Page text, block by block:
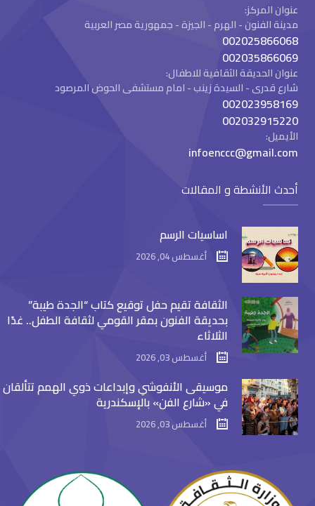
عنوان المركز:
مدينة الفنون - الهرم - الجيزة - جمهورية مصر العربية
002025866068
002035866069
عنوان الحديقة الثقافية للاطفال:
شارع قدرى - السيدة زينب - امام مستشفى الحوض المرصود
002023958169
002032915220
الأيميل:
infoenccc@gmail.com
أحدث الأنشطة و المقالات
اساسيات الرسم
أغسطس 04, 2026
الثقافة تقيم حفل توقيع كتاب “الجدة طيبة”
بحديقة الفنون بمقر القومي لثقافة الطفل.. غدًا
الثلاثاء
أغسطس 03, 2026
موسيقى الأنفوشي وإبداعات ذوي الهمم تتألقان
في «شارع الفن» بالإسكندرية
أغسطس 03, 2026